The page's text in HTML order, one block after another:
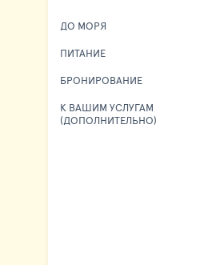
ДО МОРЯ
ПИТАНИЕ
БРОНИРОВАНИЕ
К ВАШИМ УСЛУГАМ
(ДОПОЛНИТЕЛЬНО)